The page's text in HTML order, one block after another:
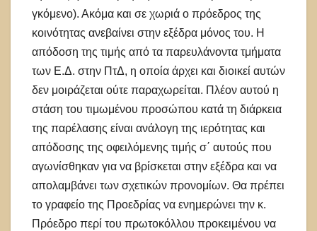
γκόμενο). Ακόμα και σε χωριά ο πρόεδρος της
κοινότητας ανεβαίνει στην εξέδρα μόνος του. Η
απόδοση της τιμής από τα παρευλάνοντα τμήματα
των Ε.Δ. στην ΠτΔ, η οποία άρχει και διοικεί αυτών
δεν μοιράζεται ούτε παραχωρείται. Πλέον αυτού η
στάση του τιμωμένου προσώπου κατά τη διάρκεια
της παρέλασης είναι ανάλογη της ιερότητας και
απόδοσης της οφειλόμενης τιμής σ΄ αυτούς που
αγωνίσθηκαν για να βρίσκεται στην εξέδρα και να
απολαμβάνει των σχετικών προνομίων. Θα πρέπει
το γραφείο της Προεδρίας να ενημερώνει την κ.
Πρόεδρο περί του πρωτοκόλλου προκειμένου να